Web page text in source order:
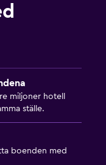
miljoner hotell
ställe.
boenden med